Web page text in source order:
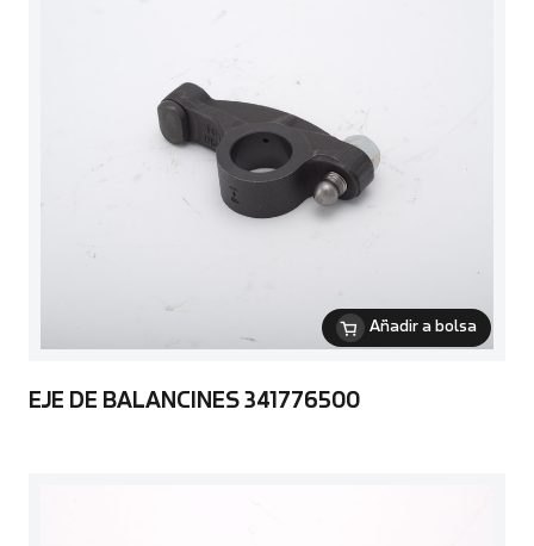
Añadir a bolsa
EJE DE BALANCINES 341776500